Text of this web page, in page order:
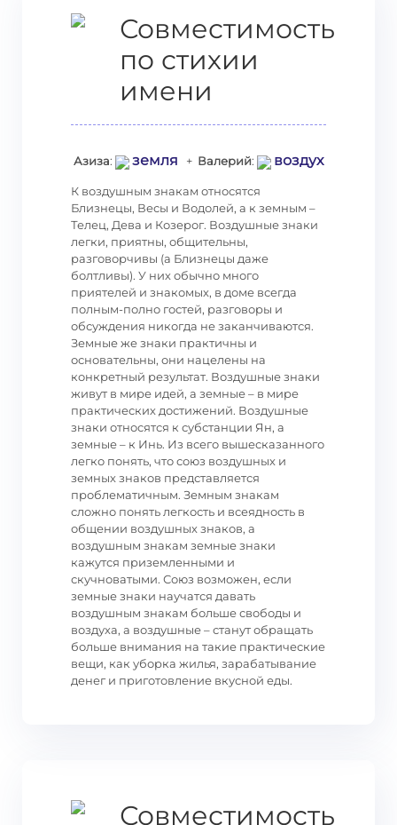
Совместимость
по стихии
имени
Азиза: земля + Валерий: воздух
К воздушным знакам относятся
Близнецы, Весы и Водолей, а к земным –
Телец, Дева и Козерог. Воздушные знаки
легки, приятны, общительны,
разговорчивы (а Близнецы даже
болтливы). У них обычно много
приятелей и знакомых, в доме всегда
полным-полно гостей, разговоры и
обсуждения никогда не заканчиваются.
Земные же знаки практичны и
основательны, они нацелены на
конкретный результат. Воздушные знаки
живут в мире идей, а земные – в мире
практических достижений. Воздушные
знаки относятся к субстанции Ян, а
земные – к Инь. Из всего вышесказанного
легко понять, что союз воздушных и
земных знаков представляется
проблематичным. Земным знакам
сложно понять легкость и всеядность в
общении воздушных знаков, а
воздушным знакам земные знаки
кажутся приземленными и
скучноватыми. Союз возможен, если
земные знаки научатся давать
воздушным знакам больше свободы и
воздуха, а воздушные – станут обращать
больше внимания на такие практические
вещи, как уборка жилья, зарабатывание
денег и приготовление вкусной еды.
Совместимость